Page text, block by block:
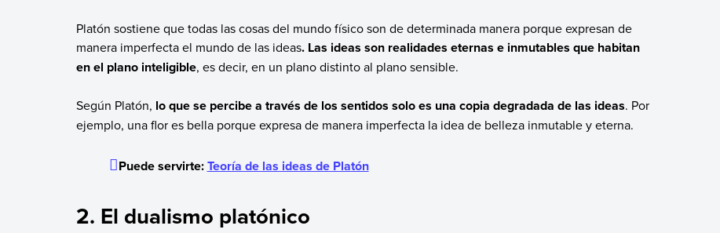
Platón sostiene que todas las cosas del mundo físico son de determinada manera porque expresan de
manera imperfecta el mundo de las ideas. Las ideas son realidades eternas e inmutables que habitan
en el plano inteligible, es decir, en un plano distinto al plano sensible.
Según Platón, lo que se percibe a través de los sentidos solo es una copia degradada de las ideas. Por
ejemplo, una flor es bella porque expresa de manera imperfecta la idea de belleza inmutable y eterna.
Puede servirte:Teoría de las ideas de Platón
2. El dualismo platónico